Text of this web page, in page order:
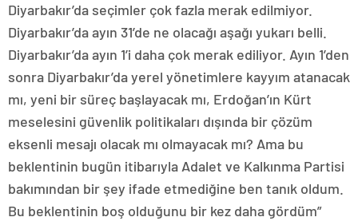
Diyarbakır’da seçimler çok fazla merak edilmiyor.
Diyarbakır’da ayın 31’de ne olacağı aşağı yukarı belli.
Diyarbakır’da ayın 1’i daha çok merak ediliyor. Ayın 1’den
sonra Diyarbakır’da yerel yönetimlere kayyım atanacak
mı, yeni bir süreç başlayacak mı, Erdoğan’ın Kürt
meselesini güvenlik politikaları dışında bir çözüm
eksenli mesajı olacak mı olmayacak mı? Ama bu
beklentinin bugün itibarıyla Adalet ve Kalkınma Partisi
bakımından bir şey ifade etmediğine ben tanık oldum.
Bu beklentinin boş olduğunu bir kez daha gördüm”